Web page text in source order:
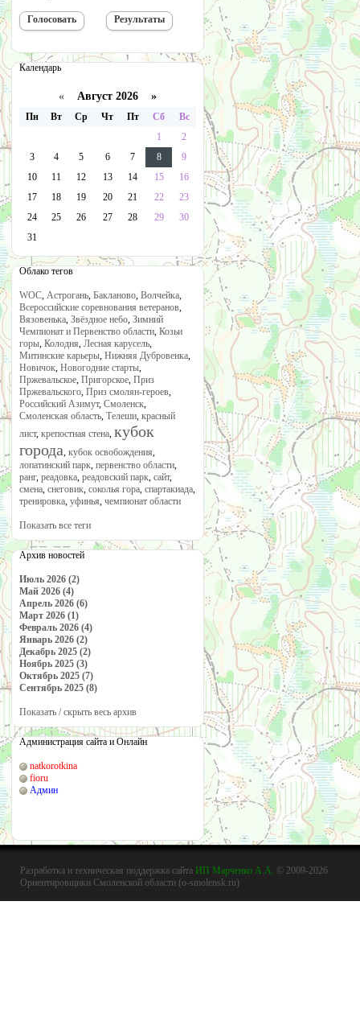
Календарь
« Август 2026 »
Пн Вт Ср Чт Пт Сб
Вс
1
2
3
4 5 6 7 8
9
10
11 12 13 14 15
16
17
18 19 20 21 22
23
24
25 26 27 28 29
30
31
Облако тегов
WOC, Астрогань, Бакланово, Волчейка,
Всероссийские соревнования ветеранов,
Вязовенька, Звёздное небо, Зимний
Чемпионат и Первенство области, Козьи
горы, Колодня, Лесная карусель,
Митинские карьеры, Нижняя Дубровенка,
Новичок, Новогодние старты,
Пржевальское, Пригорское, Приз
Пржевальского, Приз смолян-героев,
Российский Азимут, Смоленск,
Смоленская область, Телеши, красный
лист, крепостная стена, кубок
города, кубок освобождения,
лопатинский парк, первенство области,
ранг, реадовка, реадовский парк, сайт,
смена, снеговик, соколья гора, спартакиада,
тренировка, уфинья, чемпионат области
Показать все теги
Архив новостей
Июль 2026 (2)
Май 2026 (4)
Апрель 2026 (6)
Март 2026 (1)
Февраль 2026 (4)
Январь 2026 (2)
Декабрь 2025 (2)
Ноябрь 2025 (3)
Октябрь 2025 (7)
Сентябрь 2025 (8)
Показать / скрыть весь архив
Администрация сайта и Онлайн
natkorotkina
fioru
Админ
Разработка и техническая поддержка сайта ИП Марченко А.А. © 2009-2026
Ориентировщики Смоленской области (o-smolensk.ru)